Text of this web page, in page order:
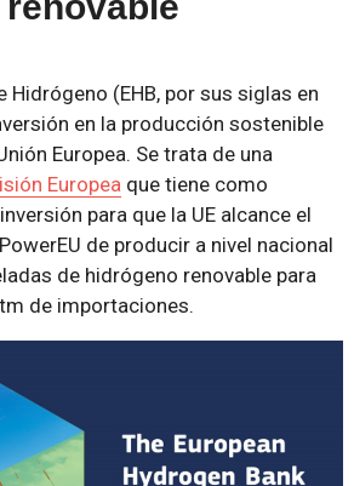
Hidrógeno (EHB, por sus siglas en
en la producción sostenible
Europea. Se trata de una
Europeaque tiene como
para que la UE alcance el
de producir a nivel nacional
de hidrógeno renovable para
de importaciones.